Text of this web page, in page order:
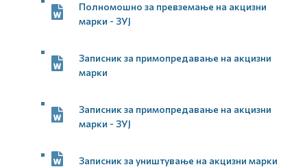
Полномошно за превземање на акцизни
марки - ЗУЈ
Записник за примопредавање на акцизни
марки
Записник за примопредавање на акцизни
марки - ЗУЈ
Записник за уништување на акцизни марки